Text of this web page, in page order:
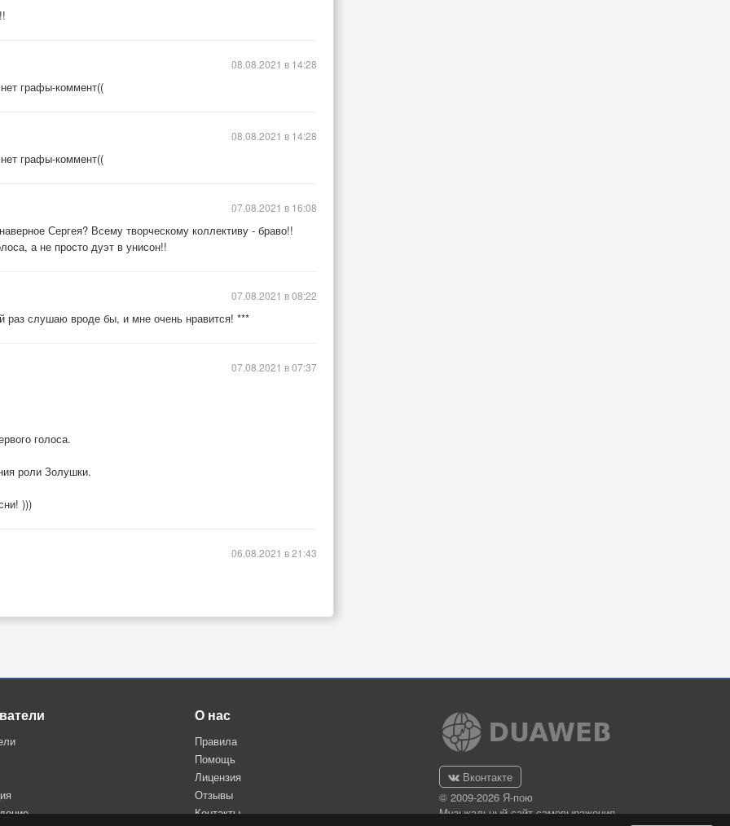
графы-коммент((
08.08.2021 в 14:28
графы-коммент((
08.08.2021 в 14:28
Сергея? Всему творческому коллективу - браво!!
а не просто дуэт в унисон!!
07.08.2021 в 16:08
слушаю вроде бы, и мне очень нравится! ***
07.08.2021 в 08:22
голоса.
роли Золушки.
)))
07.08.2021 в 07:37
06.08.2021 в 21:43
О нас
Правила
Помощь
Лицензия
Отзывы
Контакты
Вконтакте
© 2009-2026 Я-пою
Музыкальный сайт самовыражения